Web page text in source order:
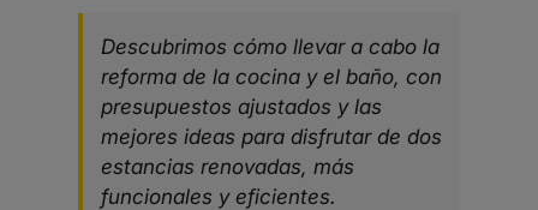
Descubrimos cómo llevar a cabo la
reforma de la cocina y el baño, con
presupuestos ajustados y las
mejores ideas para disfrutar de dos
estancias renovadas, más
funcionales y eficientes.